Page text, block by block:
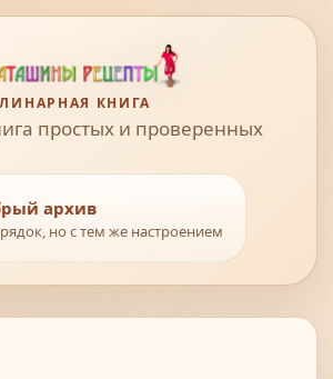
КНИГА
простых и проверенных
архив
но с тем же настроением